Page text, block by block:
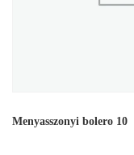
Menyasszonyi bolero 10